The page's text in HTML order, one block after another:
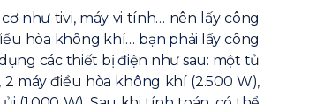
như tivi, máy vi tính… nên lấy công
hòa không khí… bạn phải lấy công
các thiết bị điện như sau: một tủ
2 máy điều hòa không khí (2.500 W),